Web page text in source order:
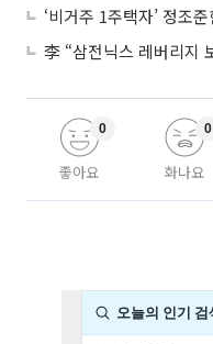
좋아요
0
화나요
0